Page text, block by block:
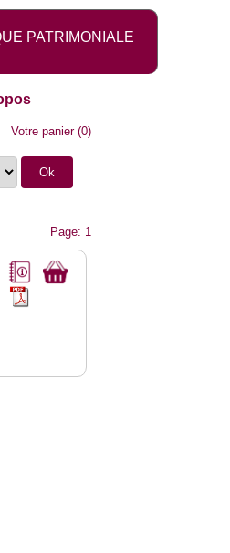
PATRIMONIALE
Votre panier(0)
Page: 1